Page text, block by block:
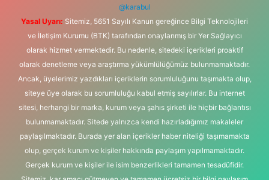
@karabul
Yasal Uyarı: Sitemiz, 5651 Sayılı Kanun gereğince Bilgi Teknolojileri
ve İletişim Kurumu (BTK) tarafından onaylanmış bir Yer Sağlayıcı
olarak hizmet vermektedir. Bu nedenle, sitedeki içerikleri proaktif
olarak denetleme veya araştırma yükümlülüğümüz bulunmamaktadır.
Ancak, üyelerimiz yazdıkları içeriklerin sorumluluğunu taşımakta olup,
siteye üye olarak bu sorumluluğu kabul etmiş sayılırlar. Bu internet
sitesi, herhangi bir marka, kurum veya şahıs şirketi ile hiçbir bağlantısı
bulunmamaktadır. Sitede yalnızca kendi hazırladığımız makaleler
paylaşılmaktadır. Burada yer alan içerikler haber niteliği taşımamakta
olup, gerçek kurum ve kişiler hakkında paylaşım yapılmamaktadır.
Gerçek kurum ve kişiler ile isim benzerlikleri tamamen tesadüfidir.